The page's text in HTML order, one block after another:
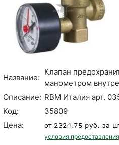
Название:
Клапан
манометром
Описание: RBM Италия арт.
Код:
35809
Цена:
условия